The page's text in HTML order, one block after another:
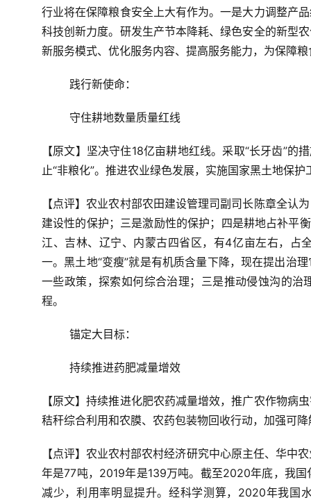
行业将在保障粮食安全上大有作为。一是大力调整产
科技创新力度。研发生产节本降耗、绿色安全的新型
新服务模式、优化服务内容、提高服务能力，为保障
践行新使命：
守住耕地数量质量红线
【原文】坚决守住18亿亩耕地红线。采取“长牙齿”
止“非粮化”。推进农业绿色发展，实施国家黑土地保
【点评】农业农村部农田建设管理司副司长陈章全认
建设性的保护；三是激励性的保护；四是耕地占补平
江、吉林、辽宁、内蒙古四省区，有4亿亩左右，占
一。黑土地“变瘦”就是有机质含量下降，现在提出治
一些政策，探索如何综合治理；三是推动侵蚀沟的
程。
锚定大目标：
持续推进药肥减量增效
【原文】持续推进化肥农药减量增效，推广农作物病
秸秆综合利用和农膜、农药包装物回收行动，加强可
【点评】农业农村部农村经济研究中心原主任、华中
年是77吨，2019年是139万吨。截至2020年底，我
减少，利用率明显提升。经科学测算，2020年我国